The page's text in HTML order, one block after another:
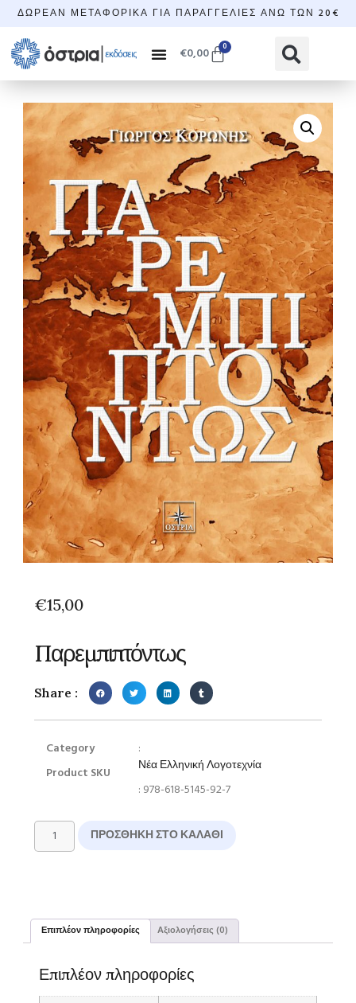
ΔΩΡΕΆΝ ΜΕΤΑΦΟΡΙΚΆ ΓΙΑ ΠΑΡΑΓΓΕΛΊΕΣ ΆΝΩ ΤΩΝ 20€
€0,00 0
€15,00
Παρεμπιπτόντως
Share :
Category
Product SKU
:
Νέα Ελληνική Λογοτεχνία
: 978-618-5145-92-7
ΠΡΟΣΘΉΚΗ ΣΤΟ ΚΑΛΆΘΙ
Επιπλέον πληροφορίες Αξιολογήσεις (0)
Επιπλέον πληροφορίες